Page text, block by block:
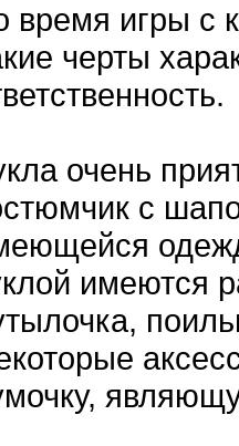
время игры с
черты
очень
с
имеются